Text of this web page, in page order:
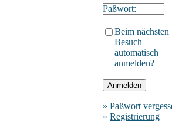
Paßwort:
Beim nächsten
Besuch
automatisch
anmelden?
» Paßwort
» Registrierung